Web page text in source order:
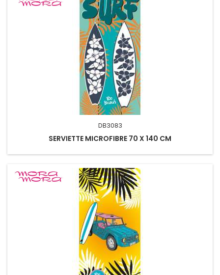
DB3083
SERVIETTE MICROFIBRE 70 X 140 CM